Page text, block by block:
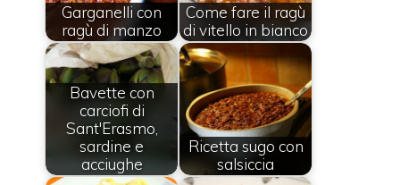
Garganelli con
ragù di manzo
Come fare il ragù
di vitello in bianco
Bavette con
carciofi di
Sant'Erasmo,
sardine e
acciughe
Ricetta sugo con
salsiccia